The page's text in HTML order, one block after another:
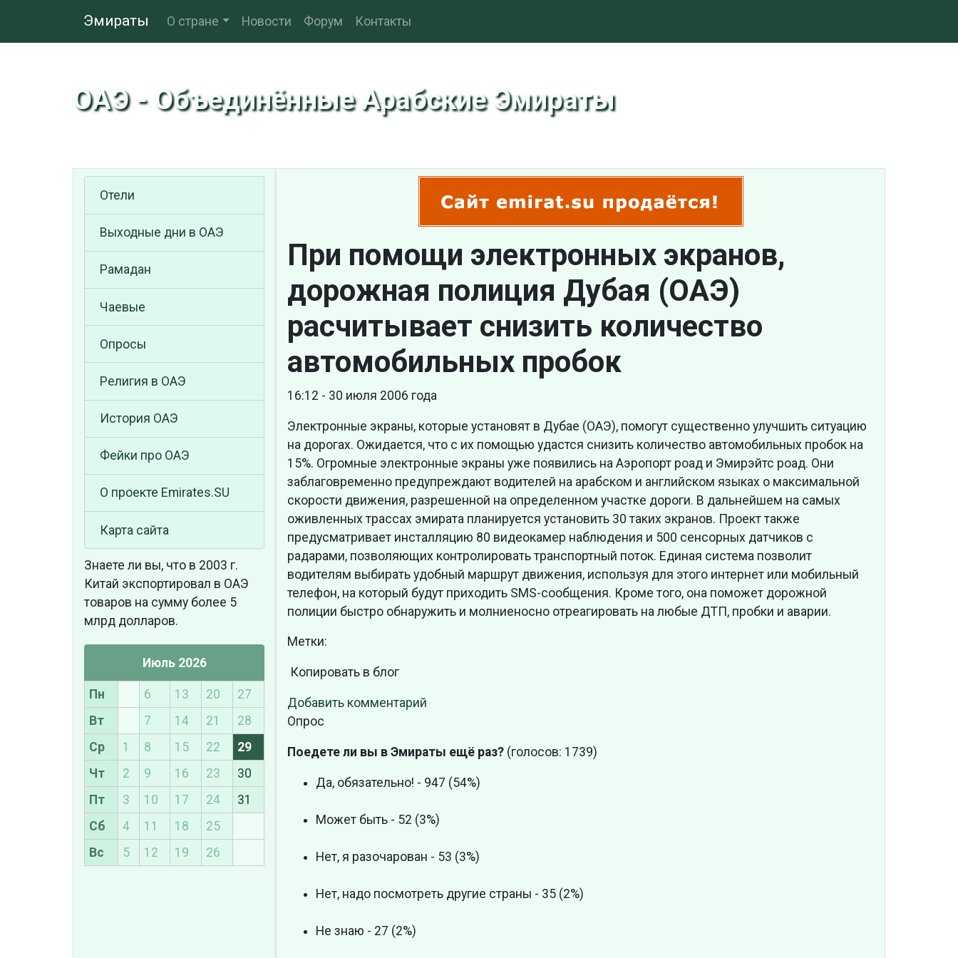
Эмираты О стране Новости Форум Контакты
ОАЭ - Объединённые Арабские Эмираты
При помощи электронных экранов,
дорожная полиция Дубая (ОАЭ)
расчитывает снизить количество
автомобильных пробок
16:12 - 30 июля 2006 года
Электронные экраны, которые установят в Дубае (ОАЭ), помогут существенно улучшить ситуацию
на дорогах. Ожидается, что с их помощью удастся снизить количество автомобильных пробок на
15%. Огромные электронные экраны уже появились на Аэропорт роад и Эмирэйтс роад. Они
заблаговременно предупреждают водителей на арабском и английском языках о максимальной
скорости движения, разрешенной на определенном участке дороги. В дальнейшем на самых
оживленных трассах эмирата планируется установить 30 таких экранов. Проект также
предусматривает инсталляцию 80 видеокамер наблюдения и 500 сенсорных датчиков с
радарами, позволяющих контролировать транспортный поток. Единая система позволит
водителям выбирать удобный маршрут движения, используя для этого интернет или мобильный
телефон, на который будут приходить SMS-сообщения. Кроме того, она поможет дорожной
полиции быстро обнаружить и молниеносно отреагировать на любые ДТП, пробки и аварии.
Метки:
Копировать в блог
Добавить комментарий
Опрос
Поедете ли вы в Эмираты ещё раз? (голосов: 1739)
Да, обязательно! - 947 (54%)
Может быть - 52 (3%)
Нет, я разочарован - 53 (3%)
Нет, надо посмотреть другие страны - 35 (2%)
Не знаю - 27 (2%)
Отели
Выходные дни в ОАЭ
Рамадан
Чаевые
Опросы
Религия в ОАЭ
История ОАЭ
Фейки про ОАЭ
О проекте Emirates.SU
Карта сайта
Знаете ли вы, что в 2003 г.
Китай экспортировал в ОАЭ
товаров на сумму более 5
млрд долларов.
Июль 2026
Пн 6 13 20
27
Вт
7 14 21
28
Ср
1 8 15 22
29
Чт
2 9 16 23
30
Пт
3 10 17 24
31
Сб
4 11 18
25
Вс
5 12 19 26